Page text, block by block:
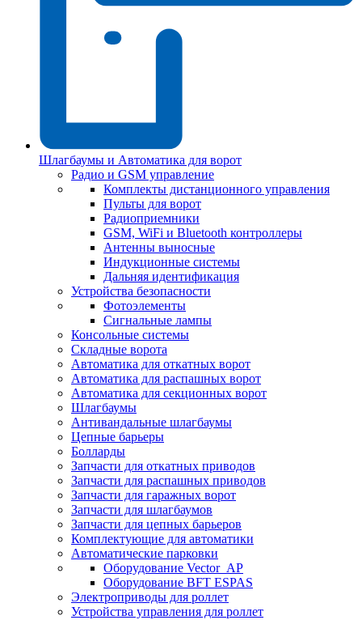
Шлагбаумы и Автоматика для ворот
Радио и GSM управление
Комплекты дистанционного управления
Пульты для ворот
Радиоприемники
GSM, WiFi и Bluetooth контроллеры
Антенны выносные
Индукционные системы
Дальняя идентификация
Устройства безопасности
Фотоэлементы
Сигнальные лампы
Консольные системы
Складные ворота
Автоматика для откатных ворот
Автоматика для распашных ворот
Автоматика для секционных ворот
Шлагбаумы
Антивандальные шлагбаумы
Цепные барьеры
Болларды
Запчасти для откатных приводов
Запчасти для распашных приводов
Запчасти для гаражных ворот
Запчасти для шлагбаумов
Запчасти для цепных барьеров
Комплектующие для автоматики
Автоматические парковки
Оборудование Vector_AP
Оборудование BFT ESPAS
Электроприводы для роллет
Устройства управления для роллет